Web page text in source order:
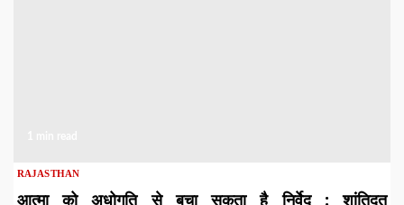
RAJASTHAN
आत्मा को अधोगति से बचा सकता है निर्वेद : शांतिदूत